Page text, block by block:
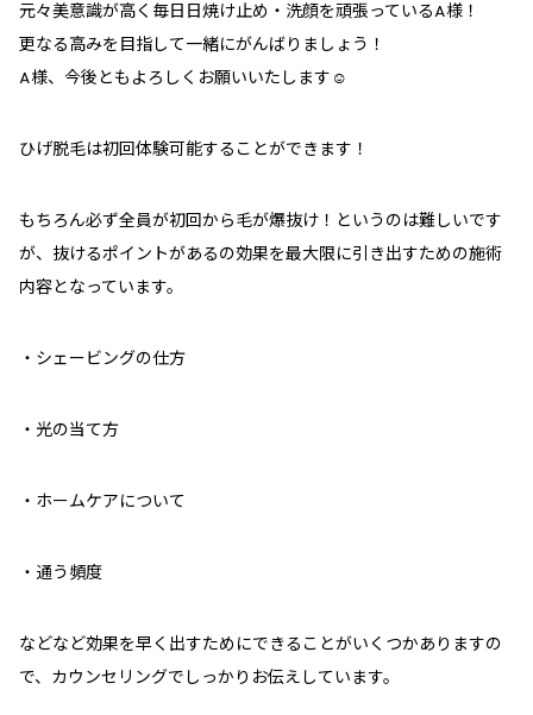
元々美意識が高く毎日日焼け止め・洗顔を頑張っているA様！
更なる高みを目指して一緒にがんばりましょう！
A様、今後ともよろしくお願いいたし︎︎︎︎︎︎ます☺️
ひげ脱毛は初回体験可能することができます！
もちろん必ず全員が初回から毛が爆抜け！というのは難しいです
が、抜けるポイントがあるの効果を最大限に引き出すための施術
内容となっています。
・シェービングの仕方
・光の当て方
・ホームケアについて
・通う頻度
などなど効果を早く出すためにできることがいくつかありますの
で、カウンセリングでしっかりお伝えしています。